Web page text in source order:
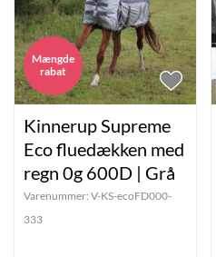
Mængde
rabat
Kinnerup Supreme
Eco fluedækken med
regn 0g 600D | Grå
Varenummer: V-KS-ecoFD000-
333